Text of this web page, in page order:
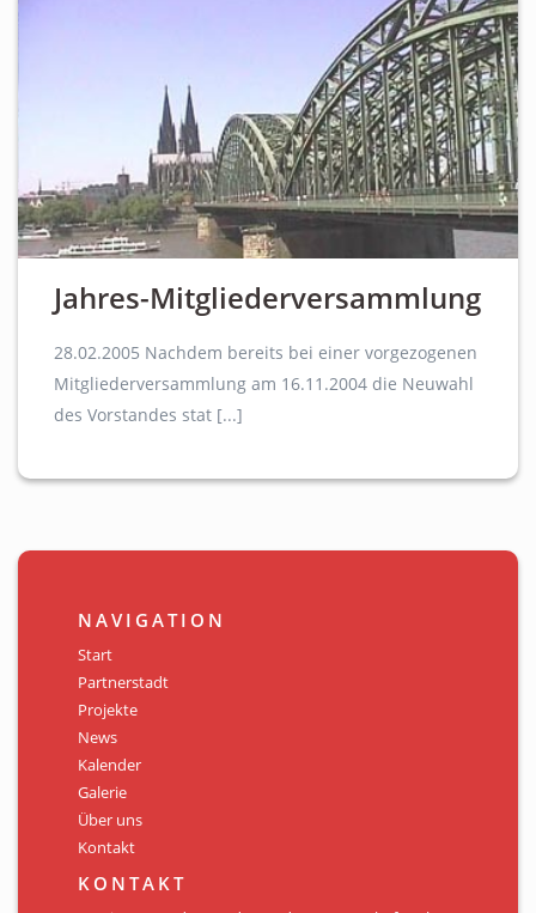
Jahres-Mitgliederversammlung
28.02.2005 Nachdem bereits bei einer vorgezogenen
Mitgliederversammlung am 16.11.2004 die Neuwahl
des Vorstandes stat [...]
NAVIGATION
Start
Partnerstadt
Projekte
News
Kalender
Galerie
Über uns
Kontakt
KONTAKT